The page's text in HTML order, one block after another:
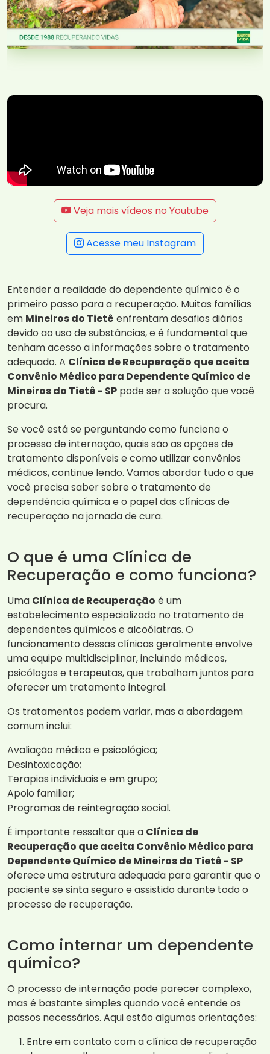
Veja mais vídeos no Youtube
Acesse meu Instagram
Entender a realidade do dependente químico é o
primeiro passo para a recuperação. Muitas famílias
em Mineiros do Tietê enfrentam desafios diários
devido ao uso de substâncias, e é fundamental que
tenham acesso a informações sobre o tratamento
adequado. A Clínica de Recuperação que aceita
Convênio Médico para Dependente Químico de
Mineiros do Tietê - SP pode ser a solução que você
procura.
Se você está se perguntando como funciona o
processo de internação, quais são as opções de
tratamento disponíveis e como utilizar convênios
médicos, continue lendo. Vamos abordar tudo o que
você precisa saber sobre o tratamento de
dependência química e o papel das clínicas de
recuperação na jornada de cura.
O que é uma Clínica de
Recuperação e como funciona?
Uma Clínica de Recuperação é um
estabelecimento especializado no tratamento de
dependentes químicos e alcoólatras. O
funcionamento dessas clínicas geralmente envolve
uma equipe multidisciplinar, incluindo médicos,
psicólogos e terapeutas, que trabalham juntos para
oferecer um tratamento integral.
Os tratamentos podem variar, mas a abordagem
comum inclui:
Avaliação médica e psicológica;
Desintoxicação;
Terapias individuais e em grupo;
Apoio familiar;
Programas de reintegração social.
É importante ressaltar que a Clínica de
Recuperação que aceita Convênio Médico para
Dependente Químico de Mineiros do Tietê - SP
oferece uma estrutura adequada para garantir que o
paciente se sinta seguro e assistido durante todo o
processo de recuperação.
Como internar um dependente
químico?
O processo de internação pode parecer complexo,
mas é bastante simples quando você entende os
passos necessários. Aqui estão algumas orientações:
Entre em contato com a clínica de recuperação